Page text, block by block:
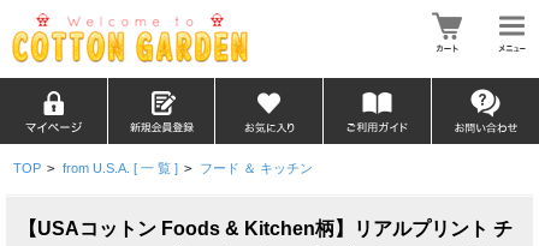
TOP > from U.S.A. [ 一 覧 ] > フード ＆ キッチン
【USAコットン Foods & Kitchen柄】リアルプリント チ